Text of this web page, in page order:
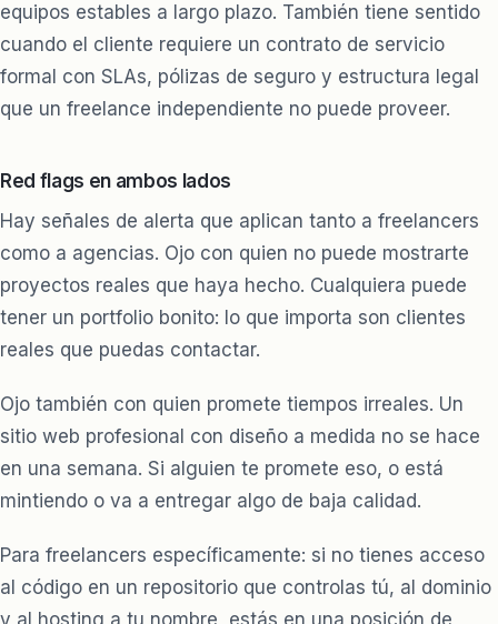
equipos estables a largo plazo. También tiene sentido
cuando el cliente requiere un contrato de servicio
formal con SLAs, pólizas de seguro y estructura legal
que un freelance independiente no puede proveer.
Red flags en ambos lados
Hay señales de alerta que aplican tanto a freelancers
como a agencias. Ojo con quien no puede mostrarte
proyectos reales que haya hecho. Cualquiera puede
tener un portfolio bonito: lo que importa son clientes
reales que puedas contactar.
Ojo también con quien promete tiempos irreales. Un
sitio web profesional con diseño a medida no se hace
en una semana. Si alguien te promete eso, o está
mintiendo o va a entregar algo de baja calidad.
Para freelancers específicamente: si no tienes acceso
al código en un repositorio que controlas tú, al dominio
y al hosting a tu nombre, estás en una posición de